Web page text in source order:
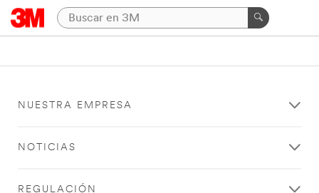
NUESTRA EMPRESA
NOTICIAS
REGULACIÓN